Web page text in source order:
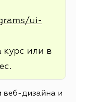
ui-
курс или в
веб-дизайна и